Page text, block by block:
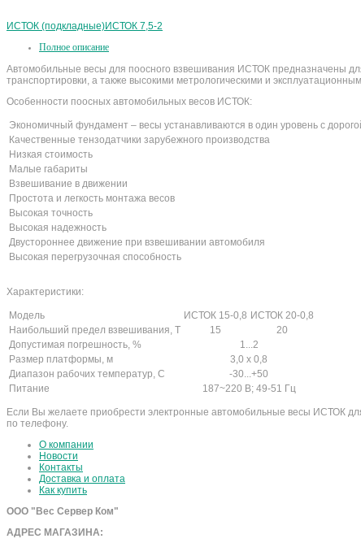
ИСТОК (подкладные)ИСТОК 7,5-2
Полное описание
Автомобильные весы для поосного взвешивания ИСТОК предназначены
транспортировки, а также высокими метрологическими и
Особенности поосных автомобильных весов ИСТОК:
Экономичный фундамент – весы устанавливаются в один уровень с
Качественные тензодатчики зарубежного производства
Низкая стоимость
Малые габариты
Взвешивание в движении
Простота и легкость монтажа весов
Высокая точность
Высокая надежность
Двустороннее движение при взвешивании автомобиля
Высокая перегрузочная способность
Характеристики:
Модель ИСТОК 15-0,8 ИСТОК 20-0,8
Наибольший предел взвешивания, Т
15
20
Допустимая погрешность, %
1...2
Размер платформы, м
3,0 х 0,8
Диапазон рабочих температур, С
-30...+50
Питание
187~220 В; 49-51 Гц
Если Вы желаете приобрести электронные автомобильные весы ИСТОК
по телефону.
О компании
Новости
Контакты
Доставка и оплата
Как купить
ООО "Вес Сервер Ком"
АДРЕС МАГАЗИНА: